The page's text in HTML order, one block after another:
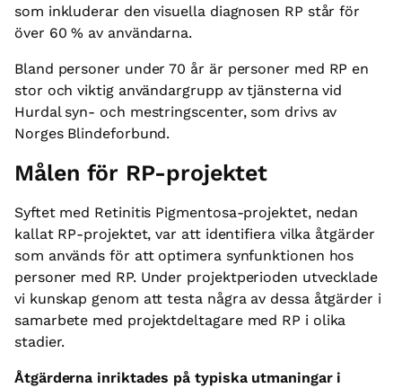
som inkluderar den visuella diagnosen RP står för
över 60 % av användarna.
Bland personer under 70 år är personer med RP en
stor och viktig användargrupp av tjänsterna vid
Hurdal syn- och mestringscenter, som drivs av
Norges Blindeforbund.
Målen för RP-projektet
Syftet med Retinitis Pigmentosa-projektet, nedan
kallat RP-projektet, var att identifiera vilka åtgärder
som används för att optimera synfunktionen hos
personer med RP. Under projektperioden utvecklade
vi kunskap genom att testa några av dessa åtgärder i
samarbete med projektdeltagare med RP i olika
stadier.
Åtgärderna inriktades på typiska utmaningar i